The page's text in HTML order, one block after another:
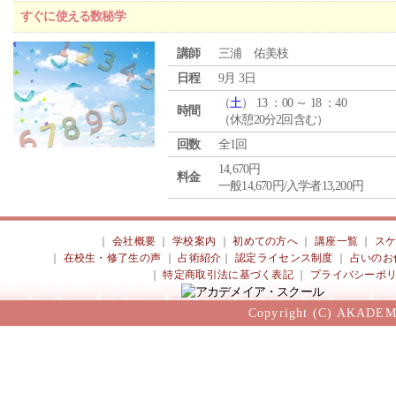
すぐに使える数秘学
講師
三浦 佑美枝
日程
9月 3日
時間
（土） 13 ：00 ～ 18 ：40
（休憩20分2回含む）
回数
全1回
料金
14,670円
一般14,670円/入学者13,200円
会社概要 ｜学校案内 ｜初めての方へ 講座一覧
ス
在校生・修了生の声 ｜占術紹介 ｜認定ライセンス制度
占いのお
｜特定商取引法に基づく表記 プライバシーポ
Copyright (C)